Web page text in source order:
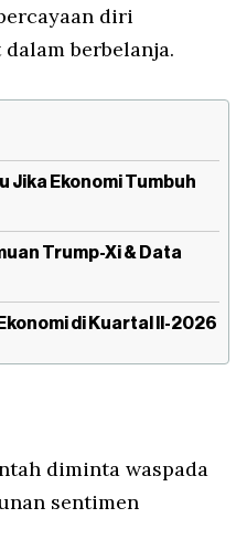
diri
berbelanja.
Jika Ekonomi Tumbuh
Trump-Xi & Data
di Kuartal II-2026
diminta waspada
sentimen